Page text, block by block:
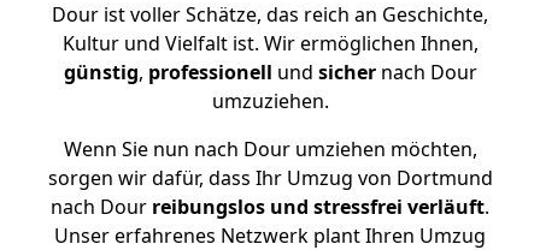
Dour ist voller Schätze, das reich an Geschichte,
Kultur und Vielfalt ist. Wir ermöglichen Ihnen,
günstig, professionell und sichernach Dour
umzuziehen.
Wenn Sie nun nach Dour umziehen möchten,
sorgen wir dafür, dass Ihr Umzug von Dortmund
nach Dour reibungslos und stressfrei verläuft.
Unser erfahrenes Netzwerk plant Ihren Umzug